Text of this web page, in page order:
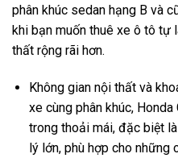
phân khúc sedan hạng B và
khi bạn muốn thuê xe ô tô tự
thất rộng rãi hơn.
Không gian nội thất và
xe cùng phân khúc,
trong thoải mái, đặc biệt
lý lớn, phù hợp cho những